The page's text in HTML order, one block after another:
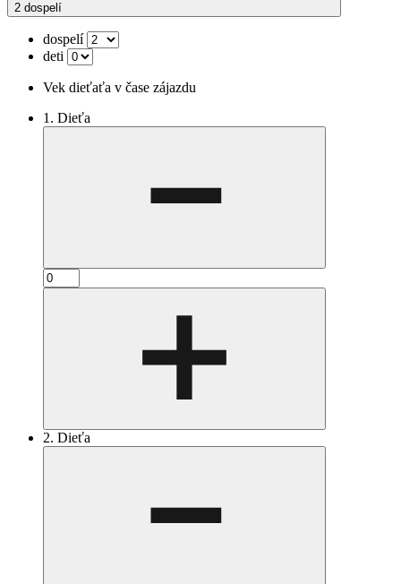
2 dospelí
dospelí
deti
Vek dieťaťa v čase zájazdu
1. Dieťa
2. Dieťa